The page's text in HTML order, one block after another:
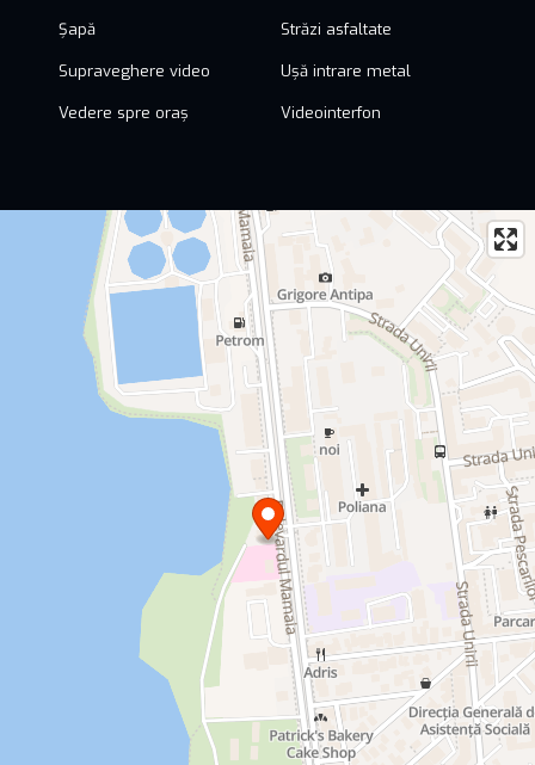
Șapă Străzi asfaltate
Supraveghere video Ușă intrare metal
Vedere spre oraș Videointerfon